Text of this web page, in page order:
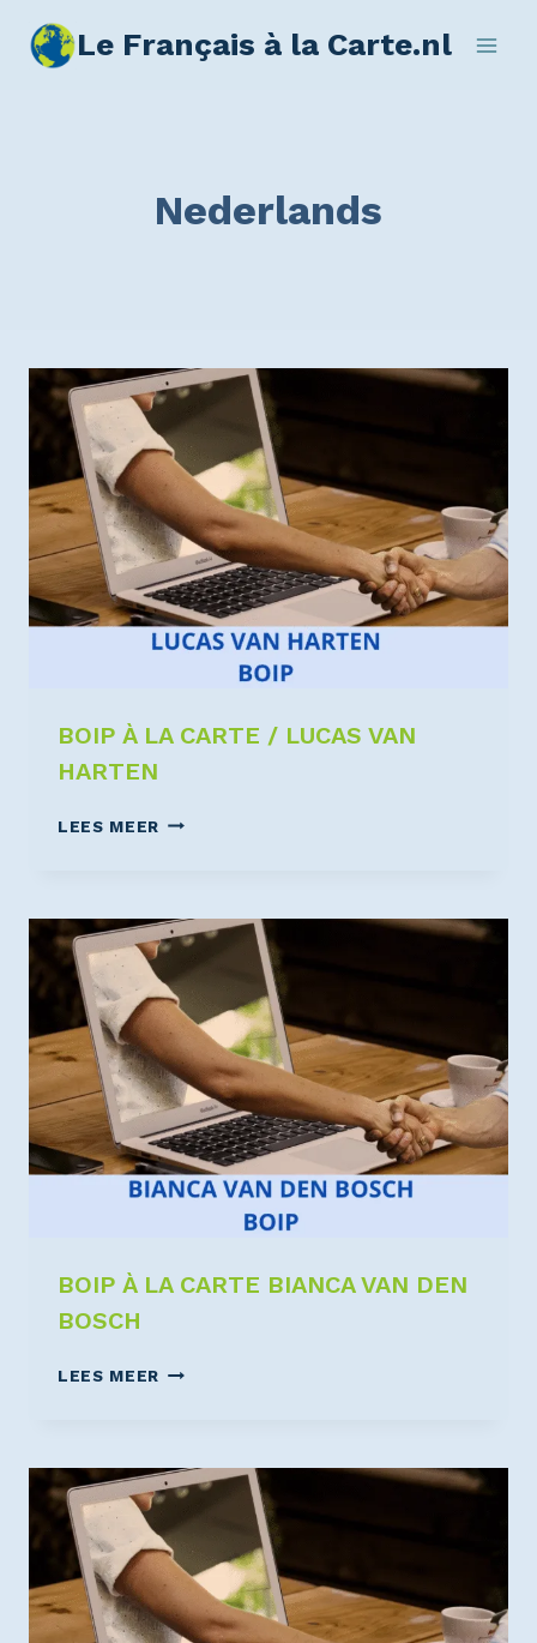
Le Français à la Carte.nl
Nederlands
BOIP À LA CARTE / LUCAS VAN
HARTEN
LEES MEER
BOIP À LA CARTE BIANCA VAN DEN
BOSCH
LEES MEER